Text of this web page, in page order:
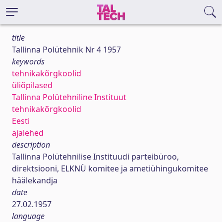
title
Tallinna Polütehnik Nr 4 1957
keywords
tehnikakõrgkoolid
üliõpilased
Tallinna Polütehniline Instituut
tehnikakõrgkoolid
Eesti
ajalehed
description
Tallinna Polütehnilise Instituudi parteibüroo,
direktsiooni, ELKNÜ komitee ja ametiühingukomitee
häälekandja
date
27.02.1957
language